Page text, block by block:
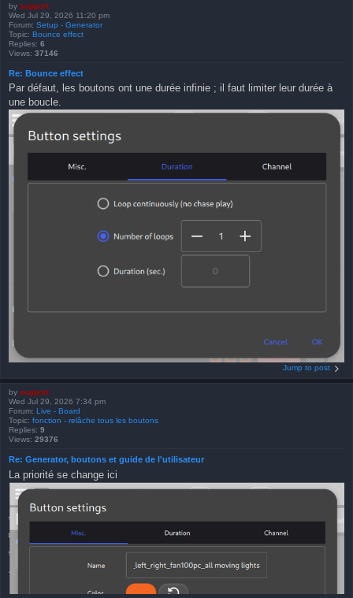
by support
Wed Jul 29, 2026 11:20 pm
Forum: Setup - Generator
Topic: Bounce effect
Replies: 6
Views: 37146
Re: Bounce effect
Par défaut, les boutons ont une durée infinie ; il faut limiter leur durée à
une boucle.
Jump to post
by support
Wed Jul 29, 2026 7:34 pm
Forum: Live - Board
Topic: fonction - relâche tous les boutons
Replies: 9
Views: 29376
Re: Generator, boutons et guide de l'utilisateur
La priorité se change ici